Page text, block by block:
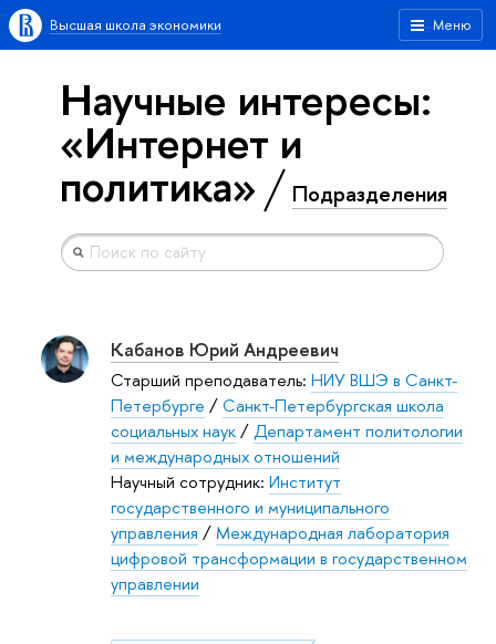
Меню
Высшая школа экономики
Научные интересы:
«Интернет и
политика» Подразделения
Кабанов Юрий Андреевич
Старший преподаватель: НИУ ВШЭ в Санкт-
Петербурге /Санкт-Петербургская школа
социальных наук/Департамент политологии
и международных отношений
Научный сотрудник: Институт
государственного и муниципального
управления /Международная лаборатория
цифровой трансформации в государственном
управлении